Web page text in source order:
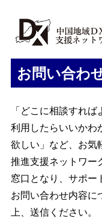
お問い合わ
「どこに相談すれ
利用したらいいかわ
欲しい」など、お気
推進支援ネットワー
窓口となり、サポー
お問い合わせ内容に
上、送信ください。